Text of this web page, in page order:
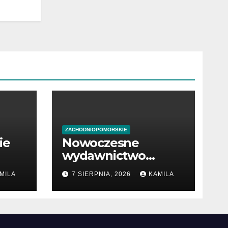
ZACHODNIOPOMORSKIE
Nowoczesne
wydawnictwo
internetowe z
książkami
7 SIERPNIA, 2026 KAMILA